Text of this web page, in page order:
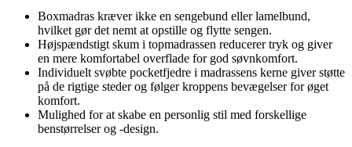
Boxmadras kræver ikke en sengebund eller lamelbund,
hvilket gør det nemt at opstille og flytte sengen.
Højspændstigt skum i topmadrassen reducerer tryk og giver
en mere komfortabel overflade for god søvnkomfort.
Individuelt svøbte pocketfjedre i madrassens kerne giver støtte
på de rigtige steder og følger kroppens bevægelser for øget
komfort.
Mulighed for at skabe en personlig stil med forskellige
benstørrelser og -design.